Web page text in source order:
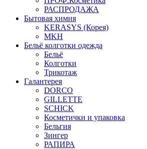
РАСПРОДАЖА
Бытовая химия
KERASYS (Корея)
MKH
Бельё колготки одежда
Бельё
Колготки
Трикотаж
Галантерея
DORCO
GILLETTE
SCHICK
Косметички и упаковка
Бельгия
Зингер
РАПИРА